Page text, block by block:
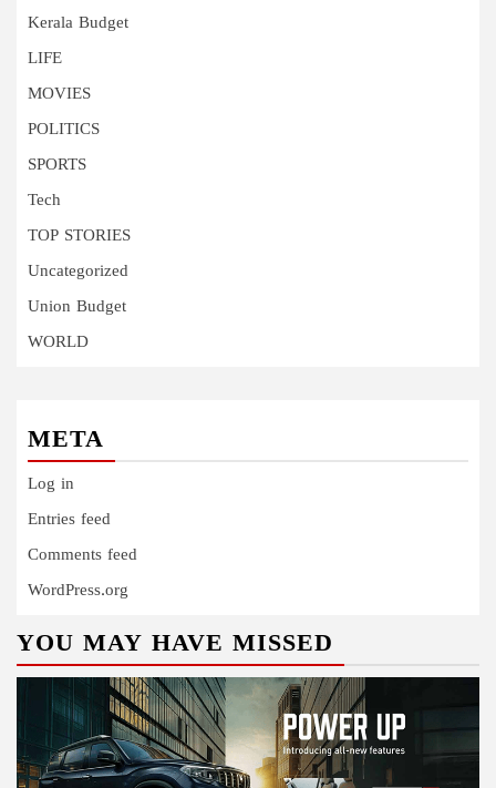
Kerala Budget
LIFE
MOVIES
POLITICS
SPORTS
Tech
TOP STORIES
Uncategorized
Union Budget
WORLD
META
Log in
Entries feed
Comments feed
WordPress.org
YOU MAY HAVE MISSED